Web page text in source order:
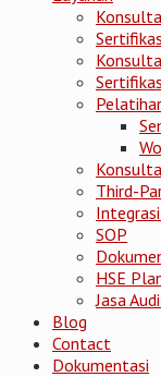
Third-
SOP
HSE
Jasa
Blog
Contact
Dokumentasi